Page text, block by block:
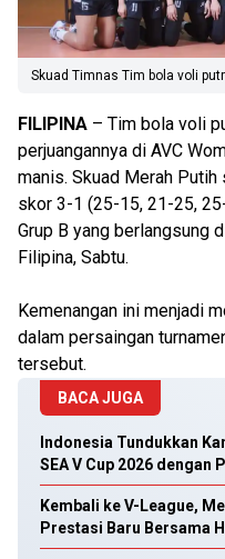
Skuad Timnas Tim bola voli
FILIPINA – Tim bola voli
perjuangannya di AVC
manis. Skuad Merah
skor 3-1 (25-15, 21-25,
Grup B yang berlangsung
Filipina, Sabtu.
Kemenangan ini menjadi
dalam persaingan
tersebut.
BACA JUGA
Indonesia Tundukkan
SEA V Cup 2026 dengan
Kembali ke V-League,
Prestasi Baru Bersama